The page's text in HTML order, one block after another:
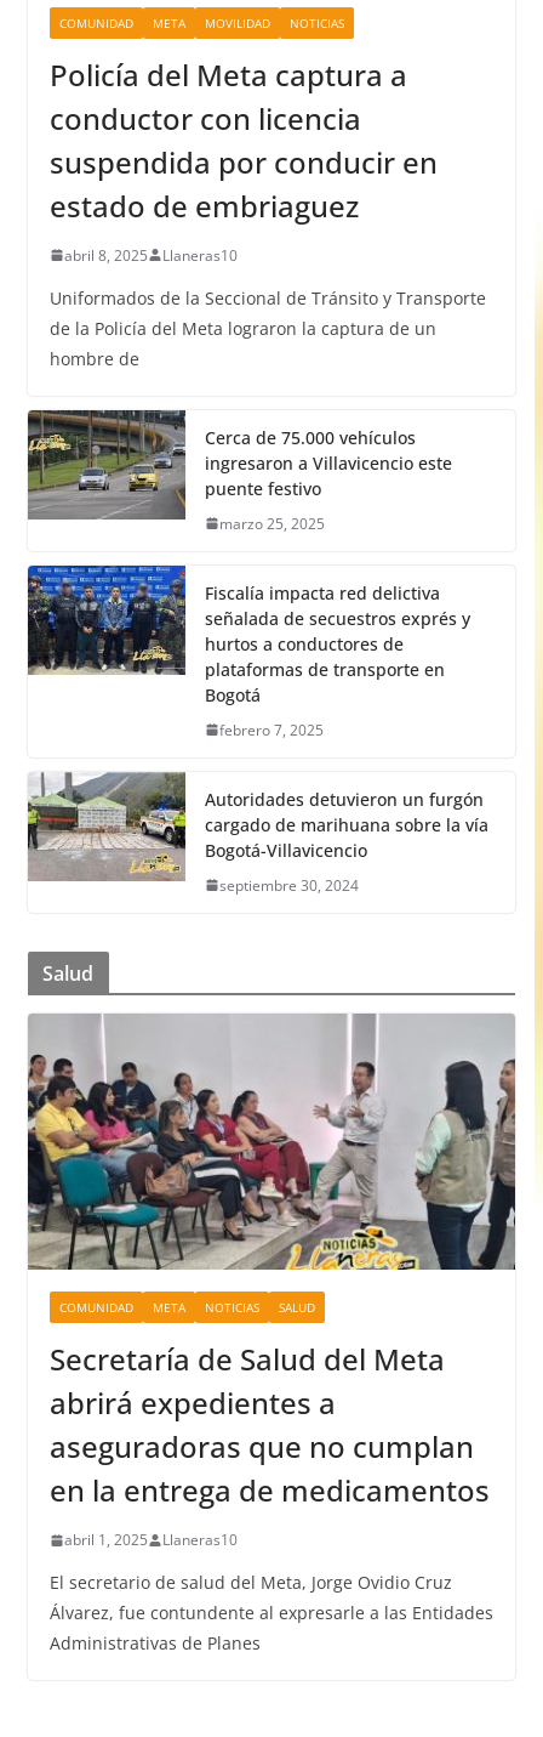
COMUNIDAD META MOVILIDAD NOTICIAS
Policía del Meta captura a
conductor con licencia
suspendida por conducir en
estado de embriaguez
abril 8, 2025 Llaneras10
Uniformados de la Seccional de Tránsito y Transporte
de la Policía del Meta lograron la captura de un
hombre de
Cerca de 75.000 vehículos
ingresaron a Villavicencio este
puente festivo
marzo 25, 2025
Fiscalía impacta red delictiva
señalada de secuestros exprés y
hurtos a conductores de
plataformas de transporte en
Bogotá
febrero 7, 2025
Autoridades detuvieron un furgón
cargado de marihuana sobre la vía
Bogotá-Villavicencio
septiembre 30, 2024
Salud
COMUNIDAD META NOTICIAS SALUD
Secretaría de Salud del Meta
abrirá expedientes a
aseguradoras que no cumplan
en la entrega de medicamentos
abril 1, 2025 Llaneras10
El secretario de salud del Meta, Jorge Ovidio Cruz
Álvarez, fue contundente al expresarle a las Entidades
Administrativas de Planes